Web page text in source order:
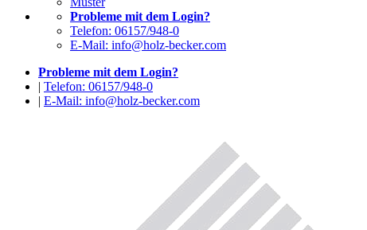
Probleme mit dem Login?
Telefon: 06157/948-0
E-Mail: info@holz-becker.com
Probleme mit dem Login?
| Telefon: 06157/948-0
| E-Mail: info@holz-becker.com